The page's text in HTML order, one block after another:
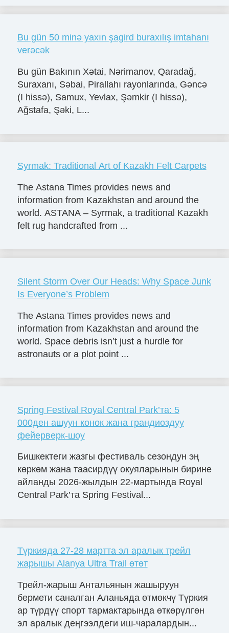
Bu gün 50 minə yaxın şagird buraxılış imtahanı
verəcək
Bu gün Bakının Xətai, Nərimanov, Qaradağ,
Suraxanı, Səbai, Pirallahı rayonlarında, Gəncə
(I hissə), Samux, Yevlax, Şəmkir (I hissə),
Ağstafa, Şəki, L...
Syrmak: Traditional Art of Kazakh Felt Carpets
The Astana Times provides news and
information from Kazakhstan and around the
world. ASTANA – Syrmak, a traditional Kazakh
felt rug handcrafted from ...
Silent Storm Over Our Heads: Why Space Junk
Is Everyone’s Problem
The Astana Times provides news and
information from Kazakhstan and around the
world. Space debris isn’t just a hurdle for
astronauts or a plot point ...
Spring Festival Royal Central Park’та: 5
000ден ашуун конок жана грандиоздуу
фейерверк-шоу
Бишкектеги жазгы фестиваль сезондун эң
көркөм жана таасирдүү окуяларынын бирине
айланды 2026-жылдын 22-мартында Royal
Central Park’та Spring Festival...
Түркияда 27-28 мартта эл аралык трейл
жарышы Alanya Ultra Trail өтөт
Трейл-жарыш Антальянын жашыруун
бермети саналган Аланьяда өтмөкчү Түркия
ар түрдүү спорт тармактарында өткөрүлгөн
эл аралык деңгээлдеги иш-чаралардын...